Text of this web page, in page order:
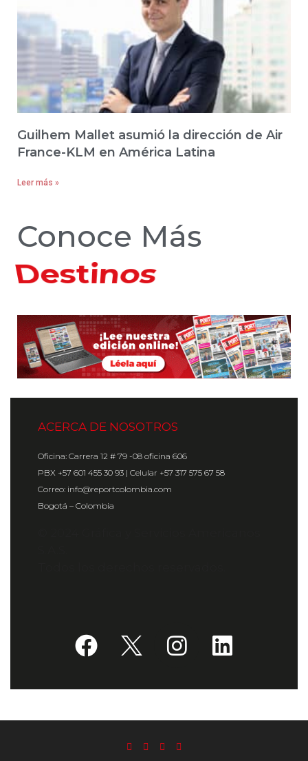
Guilhem Mallet asumió la dirección de Air
France-KLM en América Latina
Leer más »
Conoce Más
Hoteles
ACERCA DE NOSOTROS
Oficina: Carrera 12 # 79 -08 oficina 606
PBX +57 601 455 30 93 | Celular +57 317 575 67 58
Correo: info@reportcolombia.com
Bogotá – Colombia